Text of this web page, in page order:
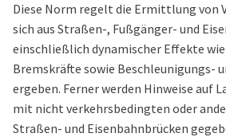
Diese Norm regelt die Ermittlung von
sich aus Straßen-, Fußgänger- und
einschließlich dynamischer Effekte
Bremskräfte sowie Beschleunigungs-
ergeben. Ferner werden Hinweise auf
mit nicht verkehrsbedingten oder
Straßen- und Eisenbahnbrücken